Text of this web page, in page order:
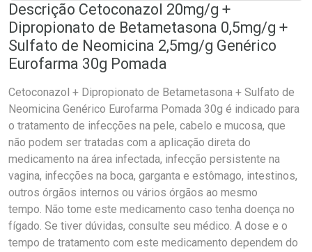
Descrição Cetoconazol 20mg/g +
Dipropionato de Betametasona 0,5mg/g +
Sulfato de Neomicina 2,5mg/g Genérico
Eurofarma 30g Pomada
Cetoconazol + Dipropionato de Betametasona + Sulfato de
Neomicina Genérico Eurofarma Pomada 30g é indicado para
o tratamento de infecções na pele, cabelo e mucosa, que
não podem ser tratadas com a aplicação direta do
medicamento na área infectada, infecção persistente na
vagina, infecções na boca, garganta e estômago, intestinos,
outros órgãos internos ou vários órgãos ao mesmo
tempo. Não tome este medicamento caso tenha doença no
fígado. Se tiver dúvidas, consulte seu médico. A dose e o
tempo de tratamento com este medicamento dependem do